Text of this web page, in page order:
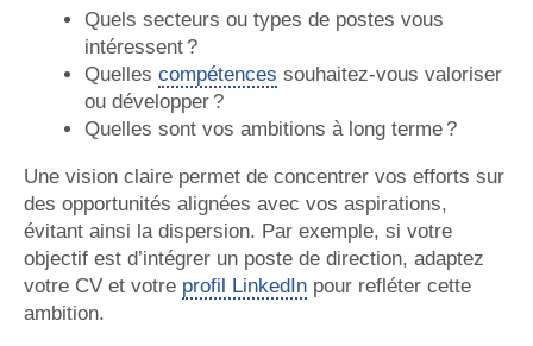
Quels secteurs ou types de postes vous
intéressent ?
Quelles compétences souhaitez-vous valoriser
ou développer ?
Quelles sont vos ambitions à long terme ?
Une vision claire permet de concentrer vos efforts sur
des opportunités alignées avec vos aspirations,
évitant ainsi la dispersion. Par exemple, si votre
objectif est d’intégrer un poste de direction, adaptez
votre CV et votre profil LinkedIn pour refléter cette
ambition.